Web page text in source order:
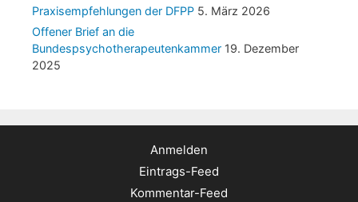
Praxisempfehlungen der DFPP 5. März 2026
Offener Brief an die
Bundespsychotherapeutenkammer 19. Dezember
2025
Anmelden
Eintrags-Feed
Kommentar-Feed